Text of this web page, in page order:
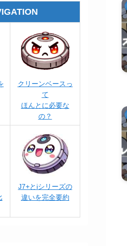
クリーンベースっ
て
ほんとに必要な
の？
J7+とiシリーズの
違いを完全要約